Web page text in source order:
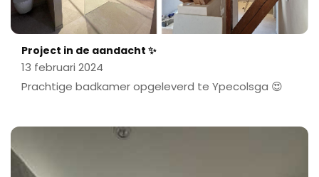
Project in de aandacht ✨
13 februari 2024
Prachtige badkamer opgeleverd te Ypecolsga 😍